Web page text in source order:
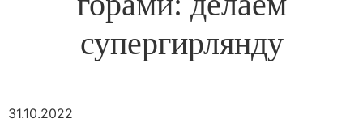
супергирлянду
31.10.2022